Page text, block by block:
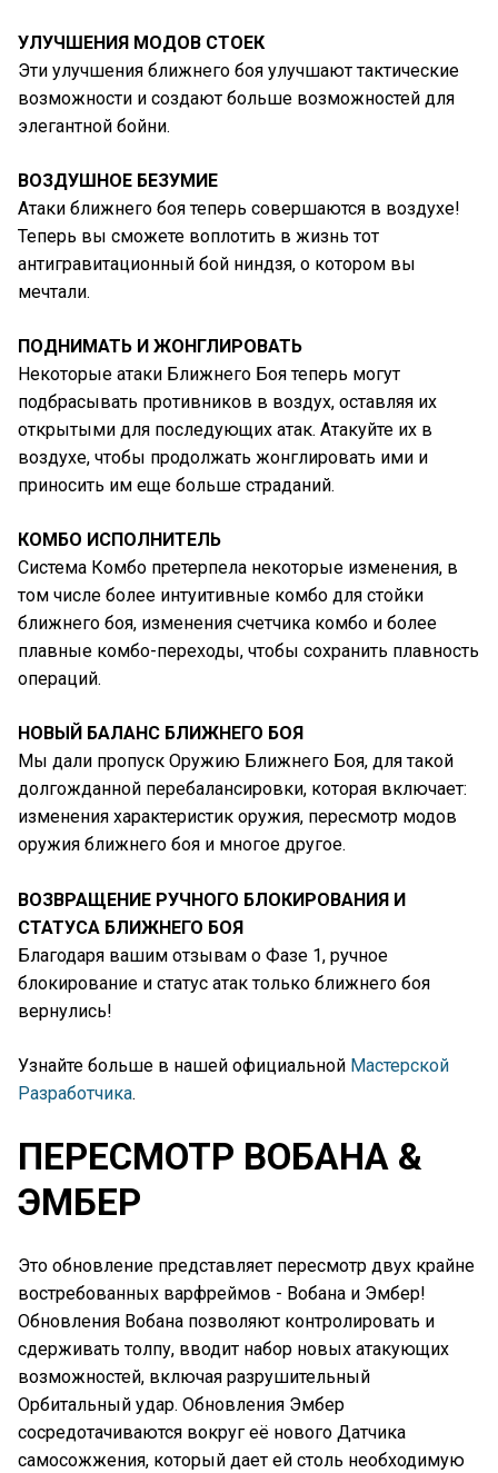
УЛУЧШЕНИЯ МОДОВ СТОЕК
Эти улучшения ближнего боя улучшают тактические
возможности и создают больше возможностей для
элегантной бойни.
ВОЗДУШНОЕ БЕЗУМИЕ
Атаки ближнего боя теперь совершаются в воздухе!
Теперь вы сможете воплотить в жизнь тот
антигравитационный бой ниндзя, о котором вы
мечтали.
ПОДНИМАТЬ И ЖОНГЛИРОВАТЬ
Некоторые атаки Ближнего Боя теперь могут
подбрасывать противников в воздух, оставляя их
открытыми для последующих атак. Атакуйте их в
воздухе, чтобы продолжать жонглировать ими и
приносить им еще больше страданий.
КОМБО ИСПОЛНИТЕЛЬ
Система Комбо претерпела некоторые изменения, в
том числе более интуитивные комбо для стойки
ближнего боя, изменения счетчика комбо и более
плавные комбо-переходы, чтобы сохранить плавность
операций.
НОВЫЙ БАЛАНС БЛИЖНЕГО БОЯ
Мы дали пропуск Оружию Ближнего Боя, для такой
долгожданной перебалансировки, которая включает:
изменения характеристик оружия, пересмотр модов
оружия ближнего боя и многое другое.
ВОЗВРАЩЕНИЕ РУЧНОГО БЛОКИРОВАНИЯ И
СТАТУСА БЛИЖНЕГО БОЯ
Благодаря вашим отзывам о Фазе 1, ручное
блокирование и статус атак только ближнего боя
вернулись!
Узнайте больше в нашей официальной Мастерской
Разработчика.
ПЕРЕСМОТР ВОБАНА &
ЭМБЕР
Это обновление представляет пересмотр двух крайне
востребованных варфреймов - Вобана и Эмбер!
Обновления Вобана позволяют контролировать и
сдерживать толпу, вводит набор новых атакующих
возможностей, включая разрушительный
Орбитальный удар. Обновления Эмбер
сосредотачиваются вокруг её нового Датчика
самосожжения, который дает ей столь необходимую